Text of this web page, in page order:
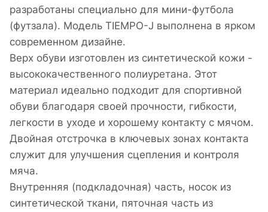
разработаны специально для мини-футбола
(футзала). Модель TIEMPO-J выполнена в ярком
современном дизайне.
Верх обуви изготовлен из синтетической кожи -
высококачественного полиуретана. Этот
материал идеально подходит для спортивной
обуви благодаря своей прочности, гибкости,
легкости в уходе и хорошему контакту с мячом.
Двойная отстрочка в ключевых зонах контакта
служит для улучшения сцепления и контроля
мяча.
Внутренняя (подкладочная) часть, носок из
синтетической ткани, пяточная часть из